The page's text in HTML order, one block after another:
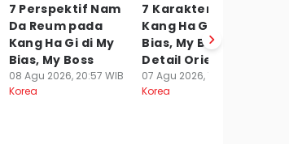
7 Perspektif Nam
Da Reum pada
Kang Ha Gi di My
Bias, My Boss
08 Agu 2026, 20:57 WIB
Korea
7 Karakter Positif
Kang Ha Gi di My
Bias, My Boss,
Detail Oriented!
07 Agu 2026, 10:51 WIB
Korea